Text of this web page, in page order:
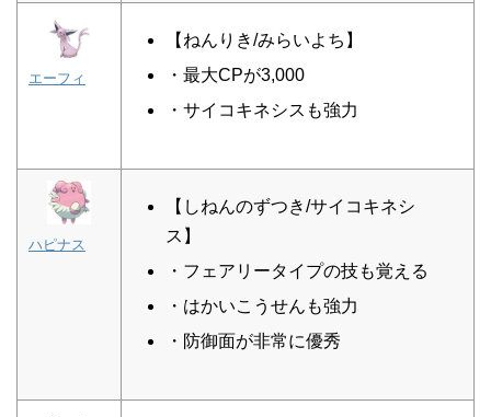
エーフィ
【ねんりき/みらいよち】
・最大CPが3,000
・サイコキネシスも強力
ハピナス
【しねんのずつき/サイコキネシ
ス】
・フェアリータイプの技も覚える
・はかいこうせんも強力
・防御面が非常に優秀